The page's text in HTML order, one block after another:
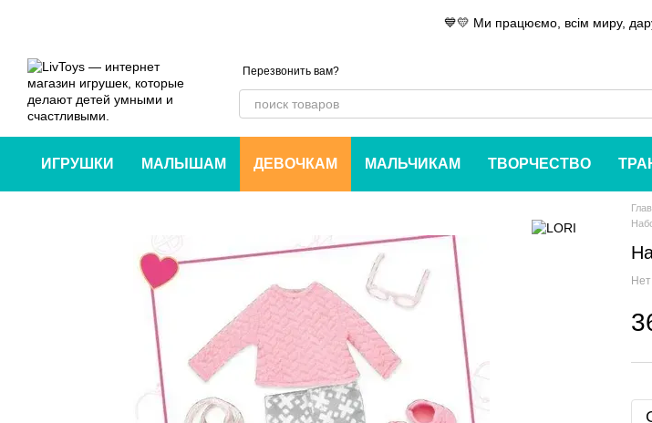
💙💛 Ми працюємо, всім миру,
Перезвонить вам?
ИГРУШКИ МАЛЫШАМ ДЕВОЧКАМ МАЛЬЧИКАМ ТВОРЧЕСТВО